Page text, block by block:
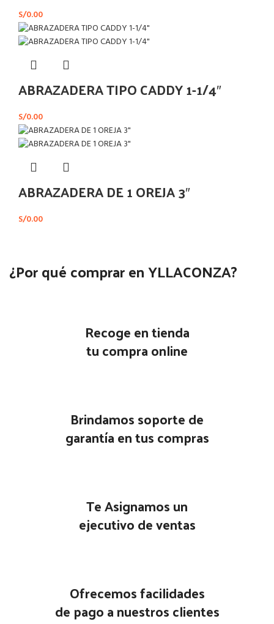
S/0.00
ABRAZADERA TIPO CADDY 1-1/4″
S/0.00
ABRAZADERA DE 1 OREJA 3″
S/0.00
¿Por qué comprar en YLLACONZA?
Recoge en tienda
tu compra online
Brindamos soporte de
garantía en tus compras
Te Asignamos un
ejecutivo de ventas
Ofrecemos facilidades
de pago a nuestros clientes